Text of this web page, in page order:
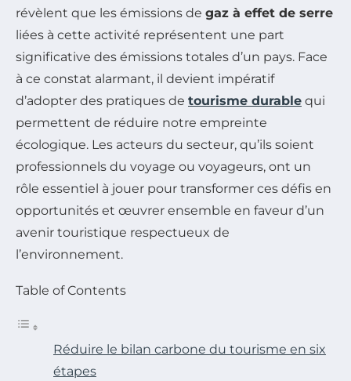
révèlent que les émissions de gaz à effet de serre
liées à cette activité représentent une part
significative des émissions totales d’un pays. Face
à ce constat alarmant, il devient impératif
d’adopter des pratiques de tourisme durable qui
permettent de réduire notre empreinte
écologique. Les acteurs du secteur, qu’ils soient
professionnels du voyage ou voyageurs, ont un
rôle essentiel à jouer pour transformer ces défis en
opportunités et œuvrer ensemble en faveur d’un
avenir touristique respectueux de
l’environnement.
Table of Contents
Réduire le bilan carbone du tourisme en six
étapes